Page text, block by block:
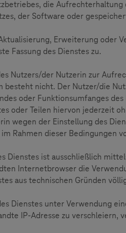
die
der Software oder
Erweiterung oder
Fassung des Dienstes zu.
Nutzers/der Nutzerin zur
besteht nicht. Der Nutzer/die
oder Funktionsumfanges
oder Teilen hiervon jederzeit
wegen der Einstellung des
Rahmen dieser Bedingungen
Dienstes ist ausschließlich
Internetbrowser die
aus technischen Gründen
Dienstes unter Verwendung
IP-Adresse zu